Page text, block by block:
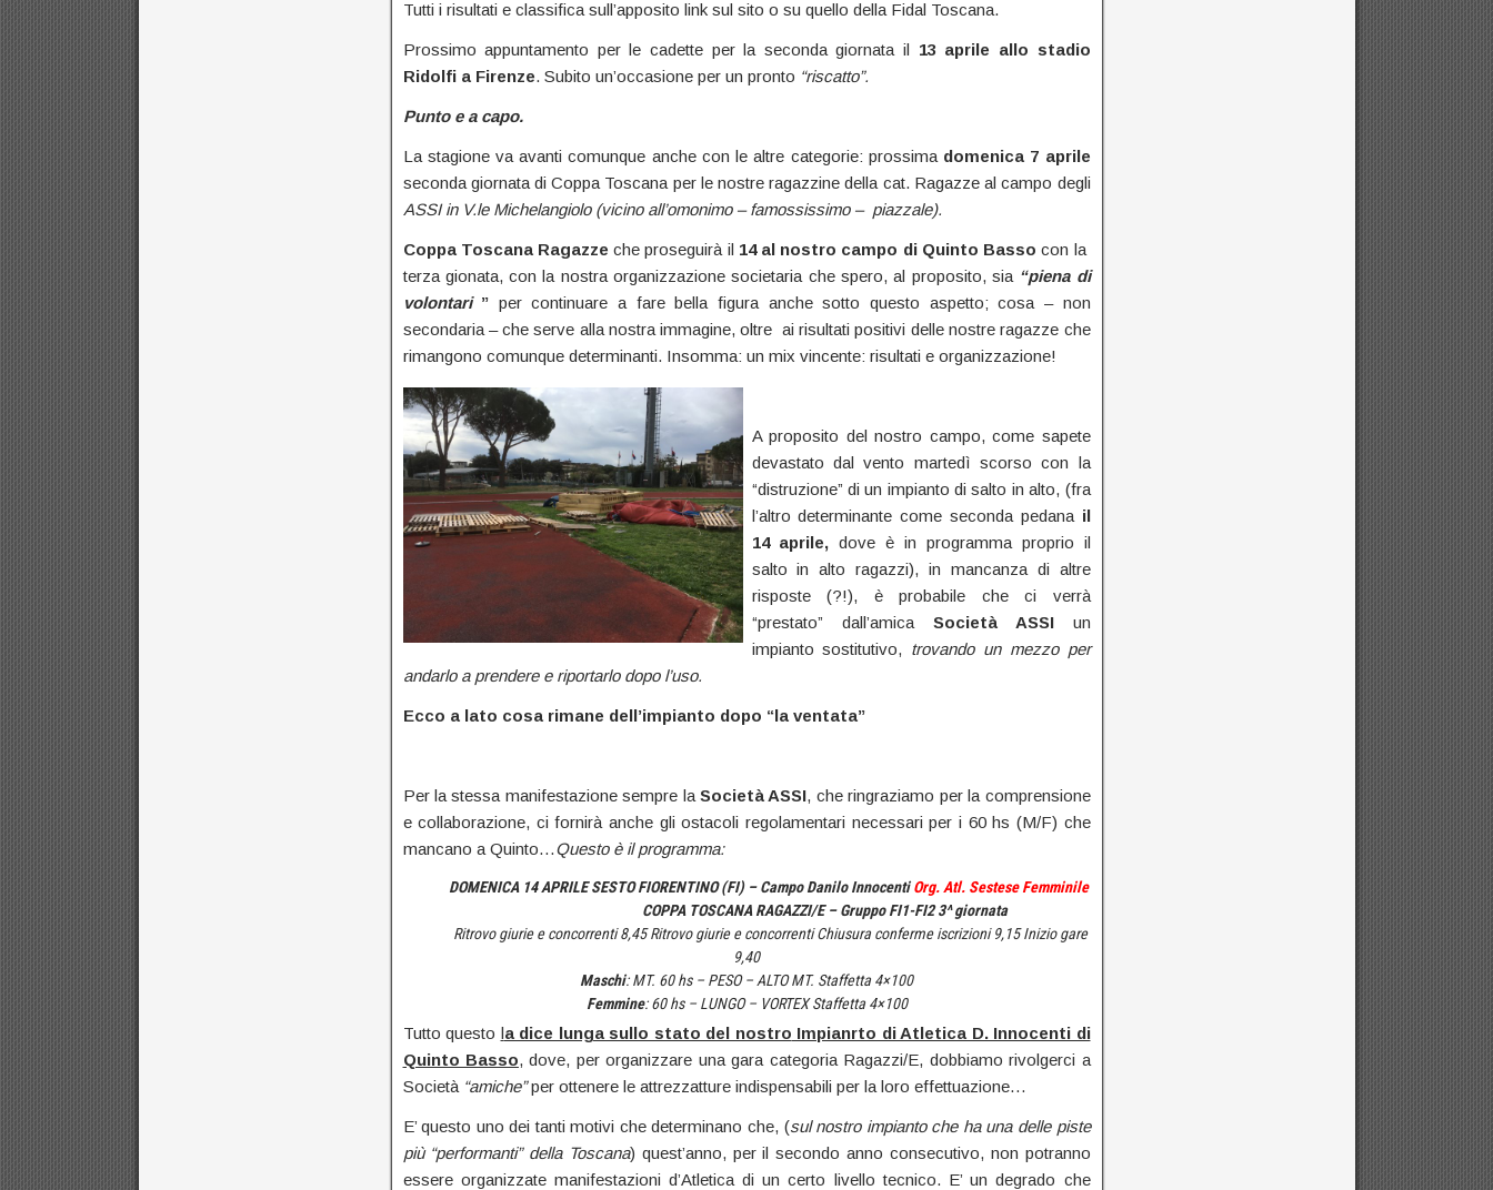
Tutti i risultati e classifica sull’apposito link sul sito o su quello della Fidal Toscana.
Prossimo appuntamento per le cadette per la seconda giornata il 13 aprile allo stadio
Ridolfi a Firenze. Subito un’occasione per un pronto “riscatto”.
Punto e a capo.
La stagione va avanti comunque anche con le altre categorie: prossima domenica 7 aprile
seconda giornata di Coppa Toscana per le nostre ragazzine della cat. Ragazze al campo degli
ASSI in V.le Michelangiolo (vicino all’omonimo – famossissimo – piazzale).
Coppa Toscana Ragazze che proseguirà il 14 al nostro campo di Quinto Basso con la
terza gionata, con la nostra organizzazione societaria che spero, al proposito, sia “piena di
volontari” per continuare a fare bella figura anche sotto questo aspetto; cosa – non
secondaria – che serve alla nostra immagine, oltre ai risultati positivi delle nostre ragazze che
rimangono comunque determinanti. Insomma: un mix vincente: risultati e organizzazione!
A proposito del nostro campo, come sapete
devastato dal vento martedì scorso con la
“distruzione” di un impianto di salto in alto, (fra
l’altro determinante come seconda pedana il
14 aprile, dove è in programma proprio il
salto in alto ragazzi), in mancanza di altre
risposte (?!), è probabile che ci verrà
“prestato” dall’amica Società ASSIun
impianto sostitutivo, trovando un mezzo per
andarlo a prendere e riportarlo dopo l’uso.
Ecco a lato cosa rimane dell’impianto dopo “la ventata”
Per la stessa manifestazione sempre la Società ASSI, che ringraziamo per la comprensione
e collaborazione, ci fornirà anche gli ostacoli regolamentari necessari per i 60 hs (M/F) che
mancano a Quinto…Questo è il programma:
DOMENICA 14 APRILE SESTO FIORENTINO (FI) – Campo Danilo InnocentiOrg. Atl. Sestese Femminile
COPPA TOSCANA RAGAZZI/E – Gruppo FI1-FI2 3^ giornata
Ritrovo giurie e concorrenti 8,45 Ritrovo giurie e concorrenti Chiusura conferme iscrizioni 9,15 Inizio gare
9,40
Maschi: MT. 60 hs – PESO – ALTO MT. Staffetta 4×100
Femmine: 60 hs – LUNGO – VORTEX Staffetta 4×100
Tutto questo la dice lunga sullo stato del nostro Impianrto di Atletica D. Innocenti di
Quinto Basso, dove, per organizzare una gara categoria Ragazzi/E, dobbiamo rivolgerci a
Società “amiche”per ottenere le attrezzatture indispensabili per la loro effettuazione…
E’ questo uno dei tanti motivi che determinano che, (sul nostro impianto che ha una delle piste
più “performanti” della Toscana) quest’anno, per il secondo anno consecutivo, non potranno
essere organizzate manifestazioni d’Atletica di un certo livello tecnico. E’ un degrado che